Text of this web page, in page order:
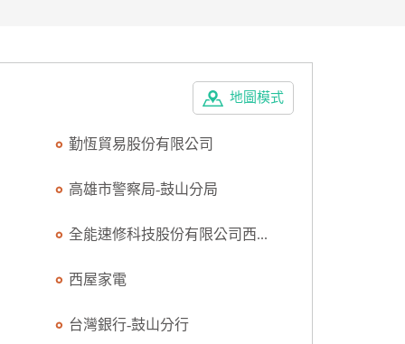
地圖模式
勤恆貿易股份有限公司
高雄市警察局-鼓山分局
全能速修科技股份有限公司西...
西屋家電
台灣銀行-鼓山分行